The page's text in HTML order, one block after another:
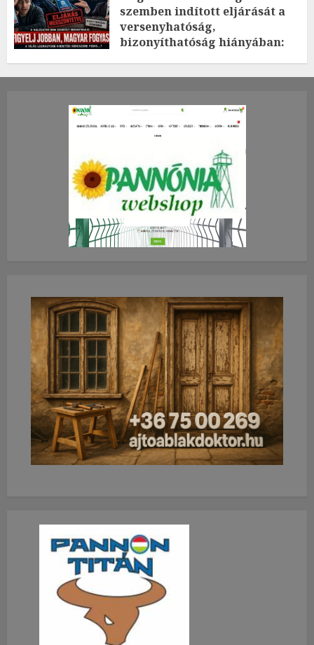
szemben indított eljárását a
versenyhatóság,
bizonyíthatóság hiányában:
2026.JÚLIUS.23. CSÜTÖRTÖK.
0